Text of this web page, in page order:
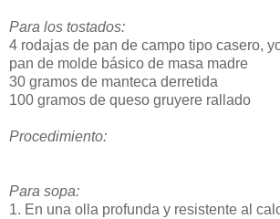
Para los tostados:
4 rodajas de pan de campo tipo casero,
pan de molde básico de masa madre
30 gramos de manteca derretida
100 gramos de queso gruyere rallado
Procedimiento:
Para sopa:
1. En una olla profunda y resistente al